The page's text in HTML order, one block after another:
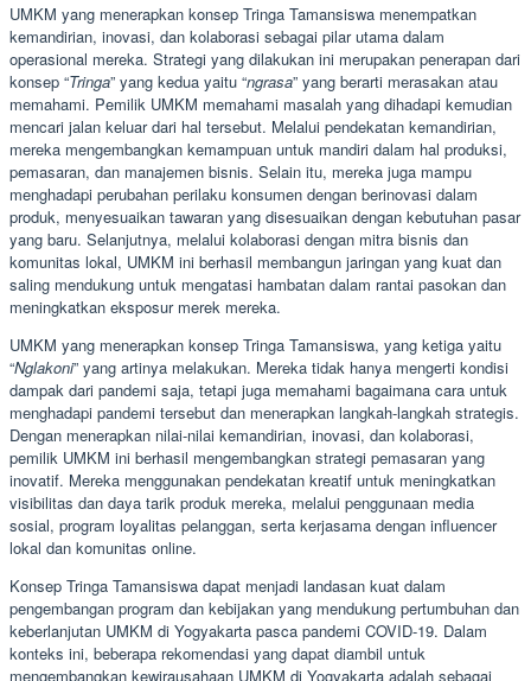
UMKM yang menerapkan konsep Tringa Tamansiswa menempatkan
kemandirian, inovasi, dan kolaborasi sebagai pilar utama dalam
operasional mereka. Strategi yang dilakukan ini merupakan penerapan dari
konsep “Tringa” yang kedua yaitu “ngrasa” yang berarti merasakan atau
memahami. Pemilik UMKM memahami masalah yang dihadapi kemudian
mencari jalan keluar dari hal tersebut. Melalui pendekatan kemandirian,
mereka mengembangkan kemampuan untuk mandiri dalam hal produksi,
pemasaran, dan manajemen bisnis. Selain itu, mereka juga mampu
menghadapi perubahan perilaku konsumen dengan berinovasi dalam
produk, menyesuaikan tawaran yang disesuaikan dengan kebutuhan pasar
yang baru. Selanjutnya, melalui kolaborasi dengan mitra bisnis dan
komunitas lokal, UMKM ini berhasil membangun jaringan yang kuat dan
saling mendukung untuk mengatasi hambatan dalam rantai pasokan dan
meningkatkan eksposur merek mereka.
UMKM yang menerapkan konsep Tringa Tamansiswa, yang ketiga yaitu
“Nglakoni” yang artinya melakukan. Mereka tidak hanya mengerti kondisi
dampak dari pandemi saja, tetapi juga memahami bagaimana cara untuk
menghadapi pandemi tersebut dan menerapkan langkah-langkah strategis.
Dengan menerapkan nilai-nilai kemandirian, inovasi, dan kolaborasi,
pemilik UMKM ini berhasil mengembangkan strategi pemasaran yang
inovatif. Mereka menggunakan pendekatan kreatif untuk meningkatkan
visibilitas dan daya tarik produk mereka, melalui penggunaan media
sosial, program loyalitas pelanggan, serta kerjasama dengan influencer
lokal dan komunitas online.
Konsep Tringa Tamansiswa dapat menjadi landasan kuat dalam
pengembangan program dan kebijakan yang mendukung pertumbuhan dan
keberlanjutan UMKM di Yogyakarta pasca pandemi COVID-19. Dalam
konteks ini, beberapa rekomendasi yang dapat diambil untuk
mengembangkan kewirausahaan UMKM di Yogyakarta adalah sebagai